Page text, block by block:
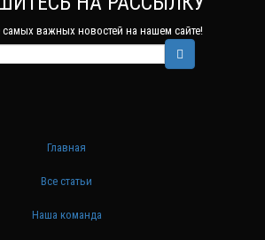
самых важных новостей на нашем сайте!
Главная
Все статьи
Наша команда